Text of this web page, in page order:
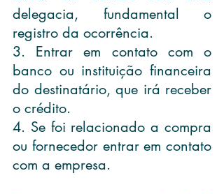
delegacia, fundamental o
registro da ocorrência.
3. Entrar em contato com o
banco ou instituição financeira
do destinatário, que irá receber
o crédito.
4. Se foi relacionado a compra
ou fornecedor entrar em contato
com a empresa.